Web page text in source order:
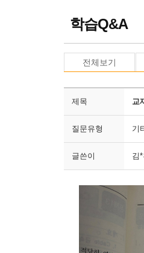
학습Q&A
전체보기
제목 교
질문유형 기
글쓴이 김